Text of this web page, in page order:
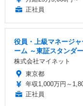
正社員
役員・上級マネージ
ーム ～東証スタンダ
株式会社マイネット
東京都
年収1,000万円～
正社員